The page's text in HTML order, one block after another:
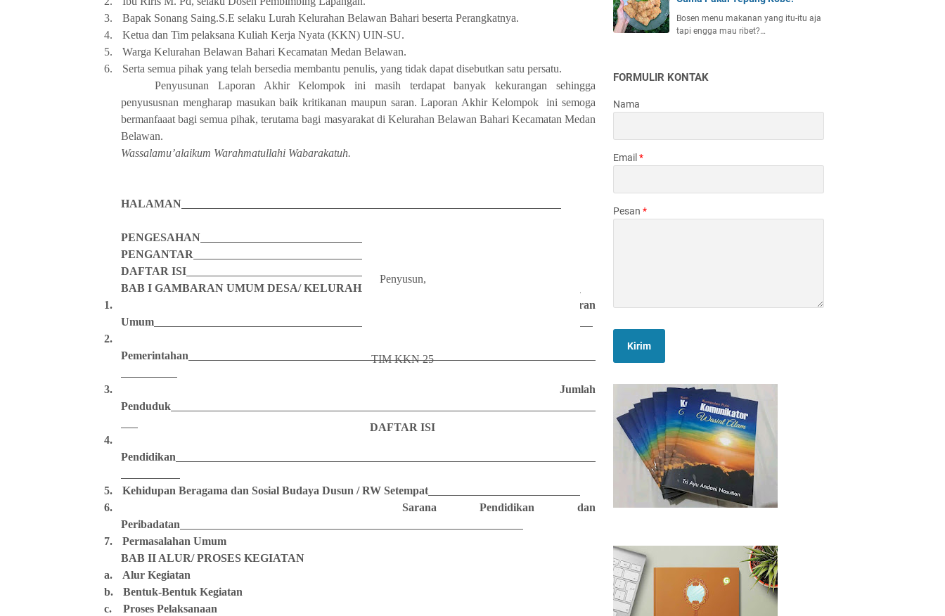
3.
Bapak Sonang Saing.S.E selaku Lurah Kelurahan Belawan Bahari beserta Perangkatnya.
4.
Ketua dan Tim pelaksana Kuliah Kerja Nyata (KKN) UIN-SU.
5.
Warga Kelurahan Belawan Bahari Kecamatan Medan Belawan.
6.
Serta semua pihak yang telah bersedia membantu penulis, yang tidak dapat disebutkan satu persatu.
Penyusunan Laporan AkhirKelompok
ini masih terdapat banyak kekurangan sehingga
penyususnan mengharap masukan baik kritikanan maupun saran. Laporan Akhir Kelompok
ini semoga
bermanfaaat bagi semua pihak, terutama bagi masyarakat di Kelurahan Belawan Bahari Kecamatan Medan
Belawan.
Wassalamu’alaikum Warahmatullahi Wabarakatuh.
Penyusun,
TIM KKN 25
DAFTAR ISI
HALAMAN
PENGESAHAN
PENGANTAR
DAFTAR ISI
BAB I GAMBARAN UMUM DESA/ KELURAHAN
1.
Gambaran
Umum
2.
Pemerintahan
3.
Jumlah
Penduduk
4.
Pendidikan
5.
Kehidupan Beragama dan Sosial Budaya Dusun / RW Setempat
6.
Sarana Pendidikan dan
Peribadatan
7.
Permasalahan Umum
BAB II ALUR/ PROSES KEGIATAN
a.
Alur Kegiatan
b.
Bentuk-Bentuk Kegiatan
c.
Proses Pelaksanaan
Bosen menu makanan yang itu-itu aja
tapi engga mau ribet?…
FORMULIR KONTAK
Nama
Email *
Pesan *